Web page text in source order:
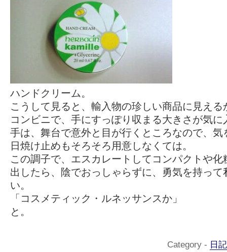
ハンドクリーム。
こうして見ると、輸入物の珍しい商品に見え
コンビニで、手にすっぽり収まる大きさが気
手は、舞台で意外と目が行くところなので、気
日焼け止めもそろそろ用意しなくては。
この調子で、エスカレートしてコンパクトや
出したら、陰でおっしゃらずに、勇気を持って
い。
「コスメティック・ルネッサンスか」
と。
Category - 日記